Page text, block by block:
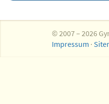
© 2007 – 2026
Impressum ·